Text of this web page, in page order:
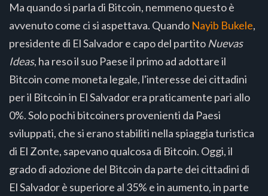
Ma quando si parla di Bitcoin, nemmeno questo è
avvenuto come ci si aspettava. Quando Nayib Bukele,
presidente di El Salvador e capo del partito Nuevas
Ideas, ha reso il suo Paese il primo ad adottare il
Bitcoin come moneta legale, l'interesse dei cittadini
per il Bitcoin in El Salvador era praticamente pari allo
0%. Solo pochi bitcoiners provenienti da Paesi
sviluppati, che si erano stabiliti nella spiaggia turistica
di El Zonte, sapevano qualcosa di Bitcoin. Oggi, il
grado di adozione del Bitcoin da parte dei cittadini di
El Salvador è superiore al 35% e in aumento, in parte